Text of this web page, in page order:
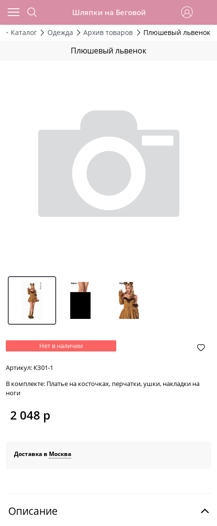
Шляпки на Беговой
Каталог Одежда Архив товаров Плюшевый львенок
Плюшевый львенок
Нет в наличии
Артикул: КЗ01-1
В комплекте: Платье на косточках, перчатки, ушки, накладки на
ноги
2 048 р
Доставка в Москва
Описание